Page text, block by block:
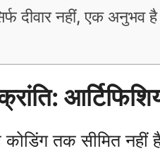
दीवार नहीं, एक अनुभव है
कोडिंग तक सीमित